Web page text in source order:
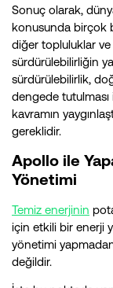
Sonuç olarak,
konusunda birçok
diğer topluluklar ve
sürdürülebilirliğin
sürdürülebilirlik,
dengede
kavramın
gereklidir.
Apollo ile
Yönetimi
Temiz enerjinin
için etkili bir enerji
yönetimi
değildir.